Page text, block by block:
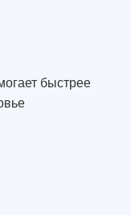
быстрее